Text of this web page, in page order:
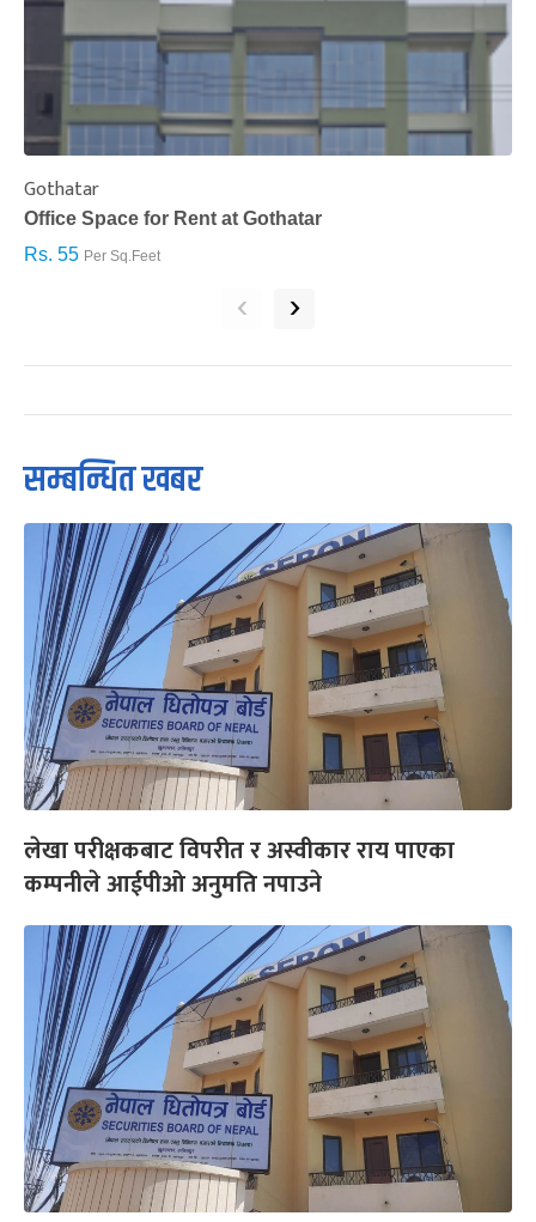
Gothatar
Office Space for Rent at Gothatar
Rs. 55 Per Sq.Feet
‹ ›
सम्बन्धित खबर
लेखा परीक्षकबाट विपरीत र अस्वीकार राय पाएका
कम्पनीले आईपीओ अनुमति नपाउने